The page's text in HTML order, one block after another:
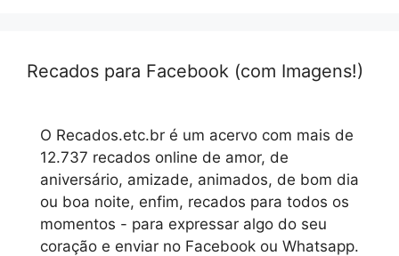
Recados para Facebook (com Imagens!)
O Recados.etc.br é um acervo com mais de
12.737 recados online de amor, de
aniversário, amizade, animados, de bom dia
ou boa noite, enfim, recados para todos os
momentos - para expressar algo do seu
coração e enviar no Facebook ou Whatsapp.